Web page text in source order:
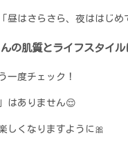
昼はさらさら、夜ははじめ
の肌質とライフスタイ
一度チェック！
はありません😌
しくなりますように🎀